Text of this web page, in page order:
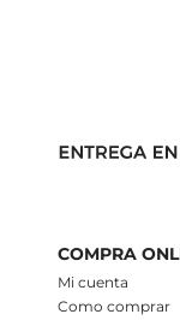
COMPRA
Mi cuenta
Como comprar